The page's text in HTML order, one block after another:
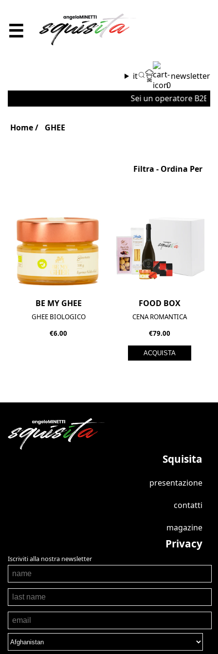
☰
it
0
newsletter
Sei un operatore B2B
Home GHEE
Filtra - Ordina Per
BE MY GHEE
GHEE BIOLOGICO
€6.00
FOOD BOX
CENA ROMANTICA
€79.00
ACQUISTA
Squisita
presentazione
contatti
magazine
Privacy
Iscriviti alla nostra newsletter